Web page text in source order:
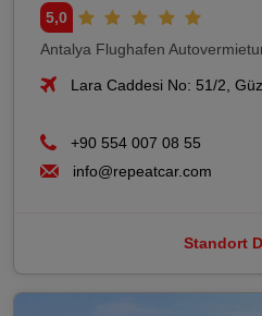
5,0
Antalya Flughafen
Lara Caddesi No: 51/2,
+90 554 007 08 55
info@repeatcar.com
Standort